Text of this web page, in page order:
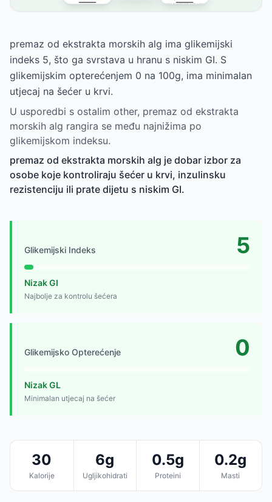
premaz od ekstrakta morskih alg ima glikemijski
indeks 5, što ga svrstava u hranu s niskim GI. S
glikemijskim opterećenjem 0 na 100g, ima minimalan
utjecaj na šećer u krvi.
U usporedbi s ostalim other, premaz od ekstrakta
morskih alg rangira se među najnižima po
glikemijskom indeksu.
premaz od ekstrakta morskih alg je dobar izbor za
osobe koje kontroliraju šećer u krvi, inzulinsku
rezistenciju ili prate dijetu s niskim GI.
Glikemijski Indeks 5
Nizak GI
Najbolje za kontrolu šećera
Glikemijsko Opterećenje 0
Nizak GL
Minimalan utjecaj na šećer
30
Kalorije
6g
Ugljikohidrati
0.5g
Proteini
0.2g
Masti